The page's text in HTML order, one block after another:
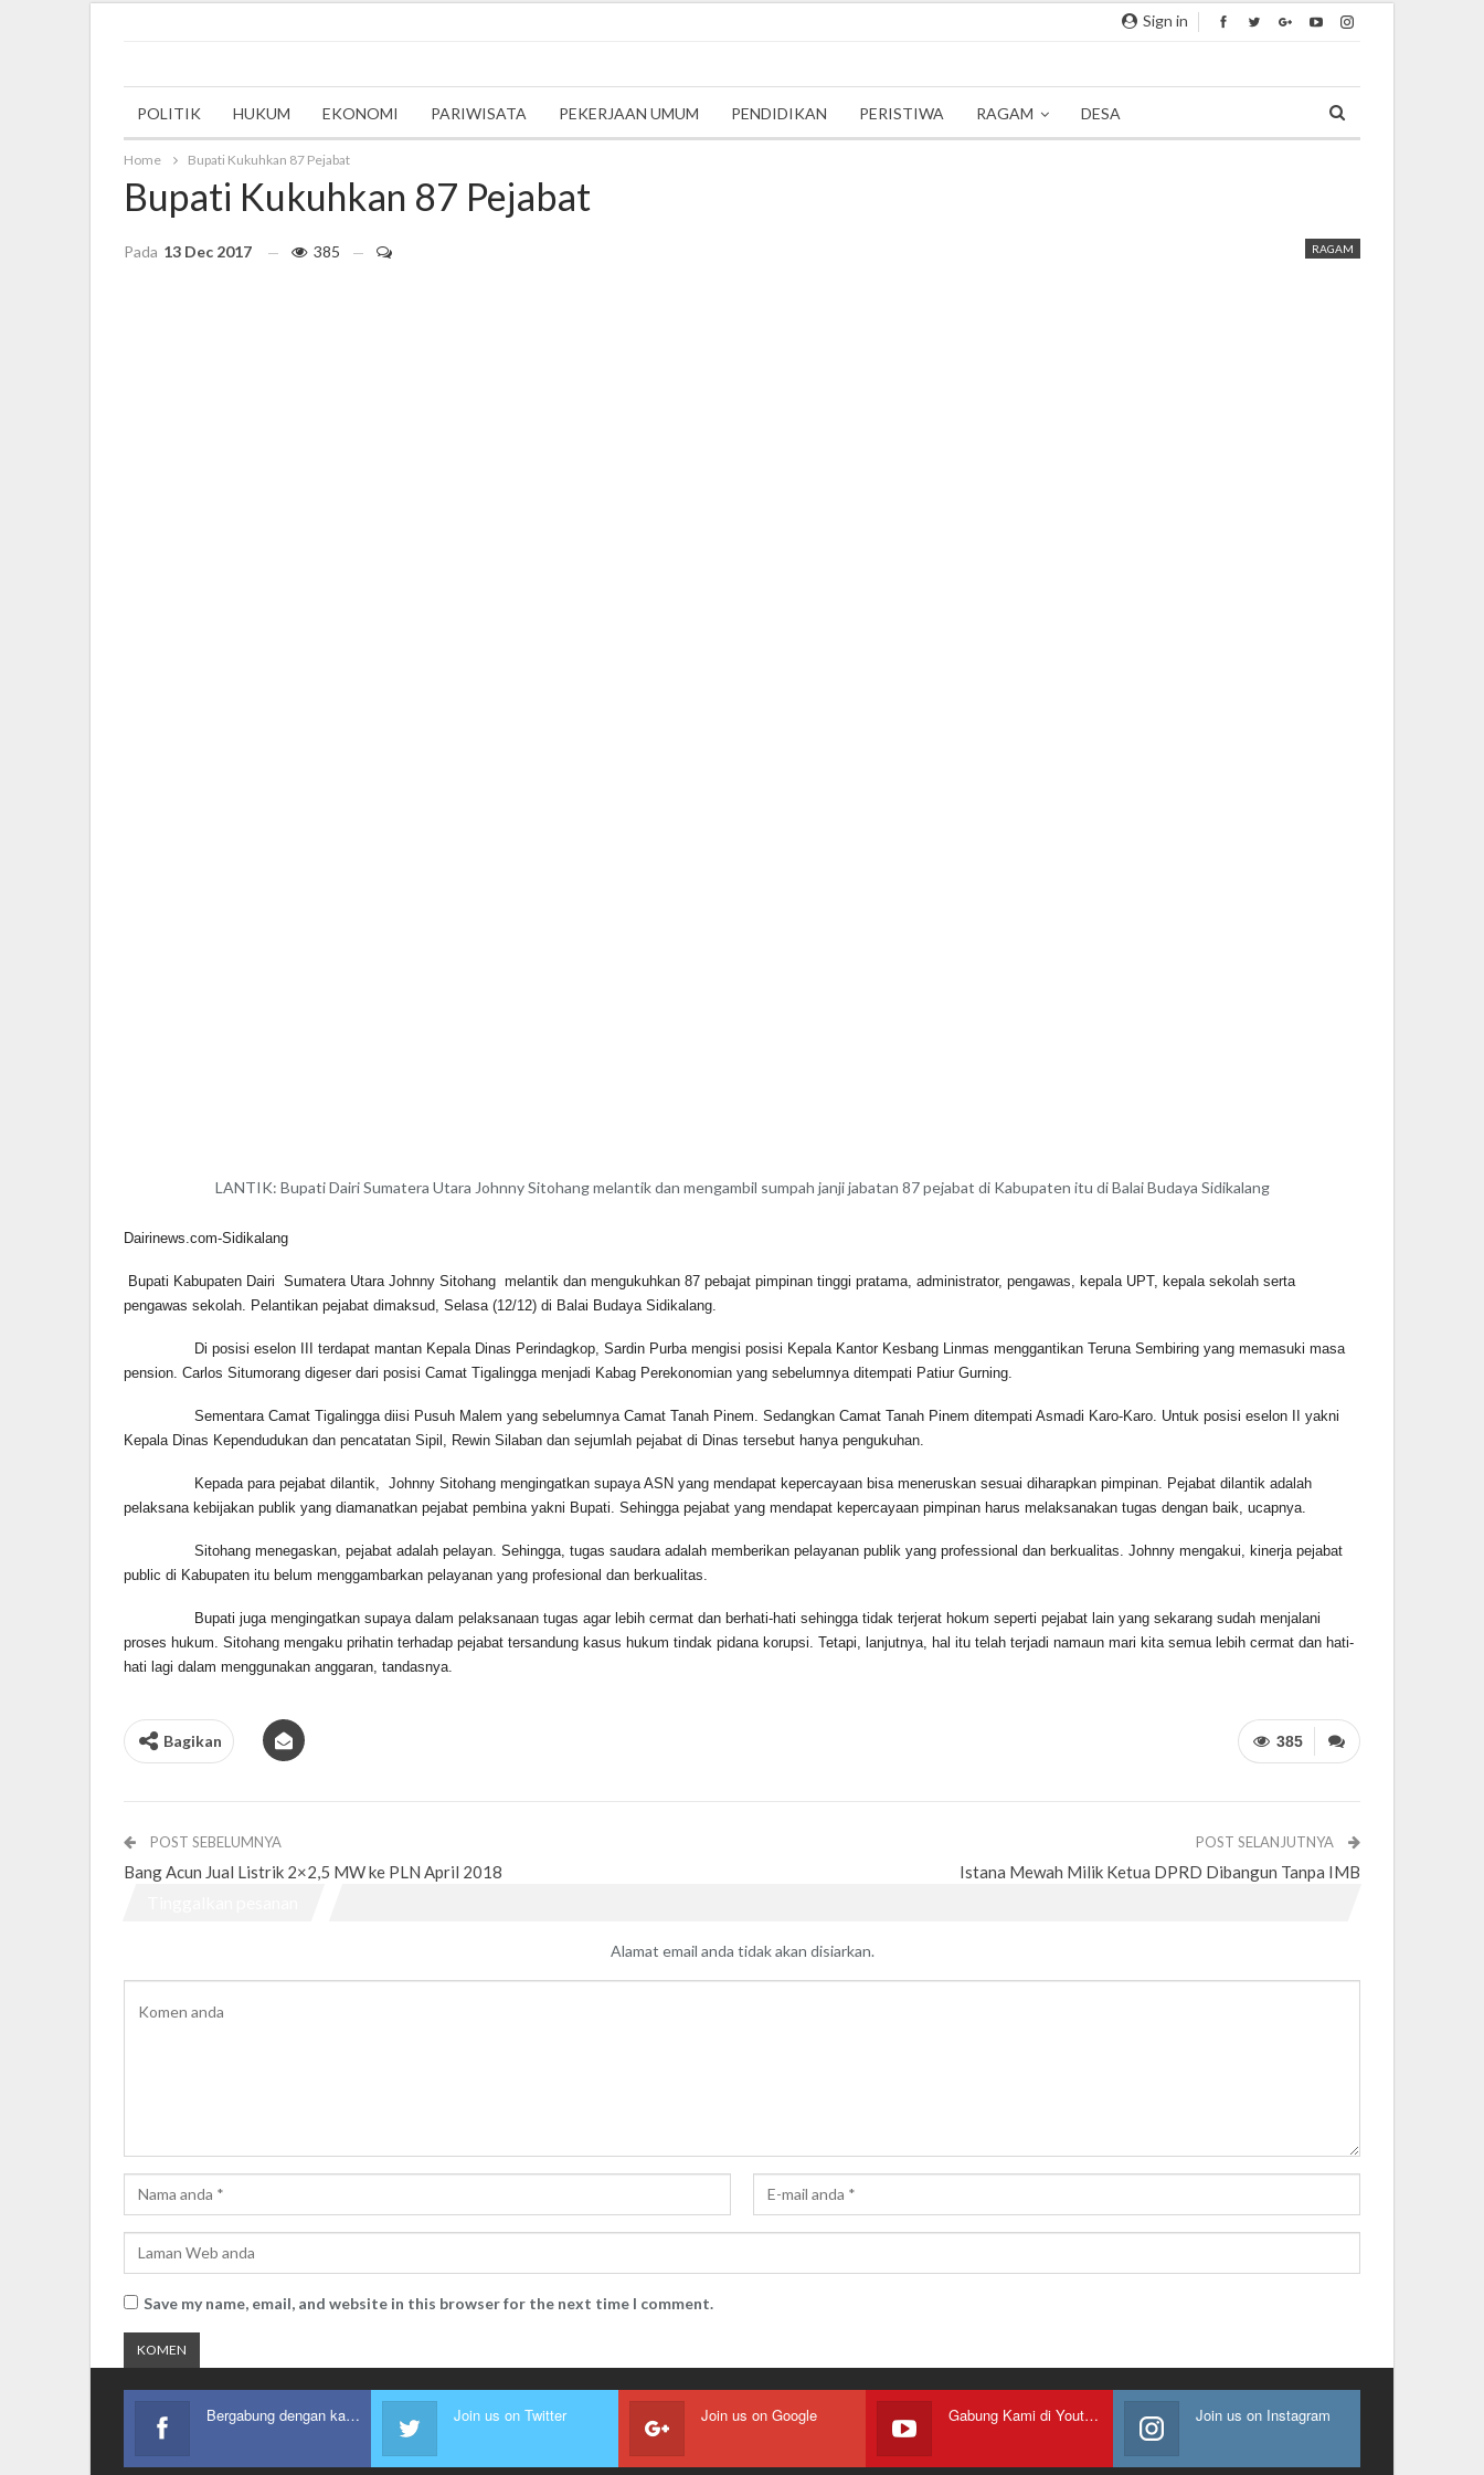
Sign in
POLITIK HUKUM EKONOMI PARIWISATA PEKERJAAN UMUM PENDIDIKAN PERISTIWA RAGAM DESA
Home Bupati Kukuhkan 87 Pejabat
Bupati Kukuhkan 87 Pejabat
RAGAM
Pada 13 Dec 2017 385
LANTIK: Bupati Dairi Sumatera Utara Johnny Sitohang melantik dan mengambil sumpah janji jabatan 87 pejabat di Kabupaten itu di Balai Budaya Sidikalang
Dairinews.com-Sidikalang
Bupati Kabupaten Dairi Sumatera Utara Johnny Sitohang melantik dan mengukuhkan 87 pebajat pimpinan tinggi pratama, administrator, pengawas, kepala UPT, kepala sekolah serta
pengawas sekolah. Pelantikan pejabat dimaksud, Selasa (12/12) di Balai Budaya Sidikalang.
Di posisi eselon III terdapat mantan Kepala Dinas Perindagkop, Sardin Purba mengisi posisi Kepala Kantor Kesbang Linmas menggantikan Teruna Sembiring yang memasuki masa
pension. Carlos Situmorang digeser dari posisi Camat Tigalingga menjadi Kabag Perekonomian yang sebelumnya ditempati Patiur Gurning.
Sementara Camat Tigalingga diisi Pusuh Malem yang sebelumnya Camat Tanah Pinem. Sedangkan Camat Tanah Pinem ditempati Asmadi Karo-Karo. Untuk posisi eselon II yakni
Kepala Dinas Kependudukan dan pencatatan Sipil, Rewin Silaban dan sejumlah pejabat di Dinas tersebut hanya pengukuhan.
Kepada para pejabat dilantik, Johnny Sitohang mengingatkan supaya ASN yang mendapat kepercayaan bisa meneruskan sesuai diharapkan pimpinan. Pejabat dilantik adalah
pelaksana kebijakan publik yang diamanatkan pejabat pembina yakni Bupati. Sehingga pejabat yang mendapat kepercayaan pimpinan harus melaksanakan tugas dengan baik, ucapnya.
Sitohang menegaskan, pejabat adalah pelayan. Sehingga, tugas saudara adalah memberikan pelayanan publik yang professional dan berkualitas. Johnny mengakui, kinerja pejabat
public di Kabupaten itu belum menggambarkan pelayanan yang profesional dan berkualitas.
Bupati juga mengingatkan supaya dalam pelaksanaan tugas agar lebih cermat dan berhati-hati sehingga tidak terjerat hokum seperti pejabat lain yang sekarang sudah menjalani
proses hukum. Sitohang mengaku prihatin terhadap pejabat tersandung kasus hukum tindak pidana korupsi. Tetapi, lanjutnya, hal itu telah terjadi namaun mari kita semua lebih cermat dan hati-
hati lagi dalam menggunakan anggaran, tandasnya.
385
Bagikan
POST SEBELUMNYA
Bang Acun Jual Listrik 2×2,5 MW ke PLN April 2018
POST SELANJUTNYA
Istana Mewah Milik Ketua DPRD Dibangun Tanpa IMB
Alamat email anda tidak akan disiarkan.
Save my name, email, and website in this browser for the next time I comment.
Bergabung dengan kami Join us on Twitter Join us on Google Gabung Kami di Youtube Join us on Instagram